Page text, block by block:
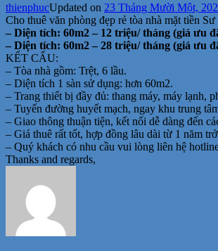
thienphucUpdated on 23 Tháng Mười Một,
Cho thuê văn phòng đẹp rẻ tòa nhà mặt tiền
– Diện tích: 60m2 – 12 triệu/ tháng (giá ưu
– Diện tích: 60m2 – 28 triệu/ tháng (giá ưu
KẾT CẤU:
– Tòa nhà gồm: Trệt, 6 lầu.
– Diện tích 1 sàn sử dụng: hơn 60m2.
– Trang thiết bị đầy đủ: thang máy, máy lạnh,
– Tuyến đường huyết mạch, ngay khu trung
– Giao thông thuận tiện, kết nối dễ dàng đến
– Giá thuê rất tốt, hợp đồng lâu dài từ 1 năm
– Quý khách có nhu cầu vui lòng liên hệ
Thanks and regards,